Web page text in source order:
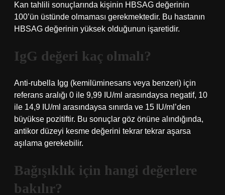
Kan tahlili sonuçlarında kişinin HBSAG değerinin
100’ün üstünde olmaması gerekmektedir. Bu hastanın
HBSAG değerinin yüksek olduğunun işaretidir.
IgG değeri kaç olmalı?
Anti-rubella Igg (kemilüminesans veya benzeri) için
referans aralığı 0 ile 9,99 IU/ml arasındaysa negatif, 10
ile 14,9 IU/ml arasındaysa sınırda ve 15 IU/ml’den
büyükse pozitiftir. Bu sonuçlar göz önüne alındığında,
antikor düzeyi kesme değerini tekrar tekrar aşarsa
aşılama gerekebilir.
Bağışıklık için hangi değerlere
bakılır?